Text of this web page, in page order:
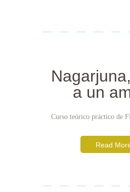
a un
Curso teórico práctico de
Read